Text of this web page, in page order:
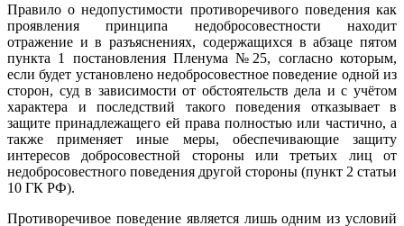
Правило о недопустимости противоречивого поведения как
проявления принципа недобросовестности находит
отражение и в разъяснениях, содержащихся в абзаце пятом
пункта 1 постановления Пленума №25, согласно которым,
если будет установлено недобросовестное поведение одной из
сторон, суд в зависимости от обстоятельств дела и с учётом
характера и последствий такого поведения отказывает в
защите принадлежащего ей права полностью или частично, а
также применяет иные меры, обеспечивающие защиту
интересов добросовестной стороны или третьих лиц от
недобросовестного поведения другой стороны (пункт 2 статьи
10 ГК РФ).
Противоречивое поведение является лишь одним из условий